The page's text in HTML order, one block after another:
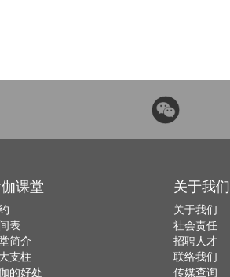
课堂
表
简介
支柱
的好处
关于我们
关于我们
社会责任
招聘人才
联络我们
传媒查询